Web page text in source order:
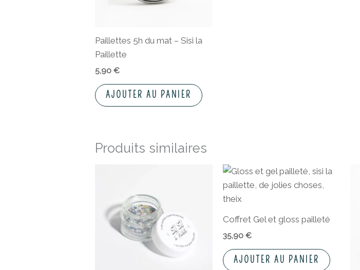
Paillettes 5h du mat – Sisi la
Paillette
5,90€
AJOUTER AU PANIER
Produits similaires
Coffret Gel et gloss pailleté
35,90 €
AJOUTER AU PANIER